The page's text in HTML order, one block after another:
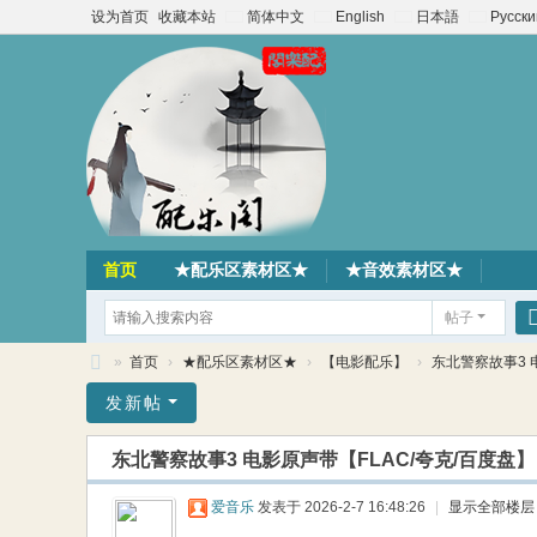
设为首页 收藏本站 简体中文 English 日本語
首页 ★配乐区素材区★ ★音效素材区★
帖子
乐
» 首页 › ★配乐区素材区★ › 【电影配乐】 › 东北警察故事3
发新帖
东北警察故事3 电影原声带【FLAC/夸克/百度盘】
爱音乐 发表于 2026-2-7 16:48:26 显示全部楼层